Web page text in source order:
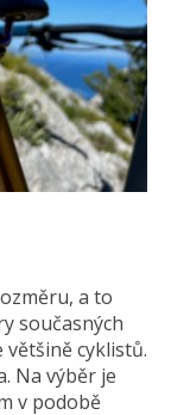
a to
současných
cyklistů.
Na výběr je
v podobě